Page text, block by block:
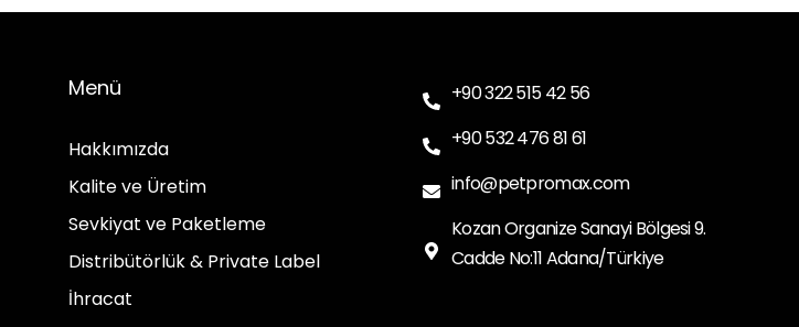
Menü
Hakkımızda
Kalite ve Üretim
Sevkiyat ve Paketleme
Distribütörlük & Private Label
İhracat
+90 322 515 42 56
+90 532 476 81 61
info@petpromax.com
Kozan Organize Sanayi Bölgesi 9.
Cadde No:11 Adana/Türkiye